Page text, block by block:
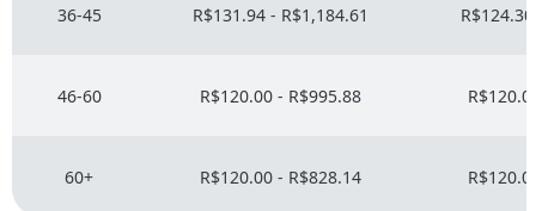
36-45 R$131.94 - R$1,184.61
46-60 R$120.00 - R$995.88
60+ R$120.00 - R$828.14